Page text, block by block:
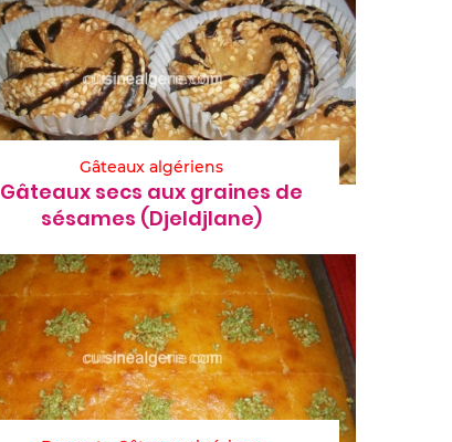
Gâteaux algériens
Gâteaux secs aux graines de
sésames (Djeldjlane)